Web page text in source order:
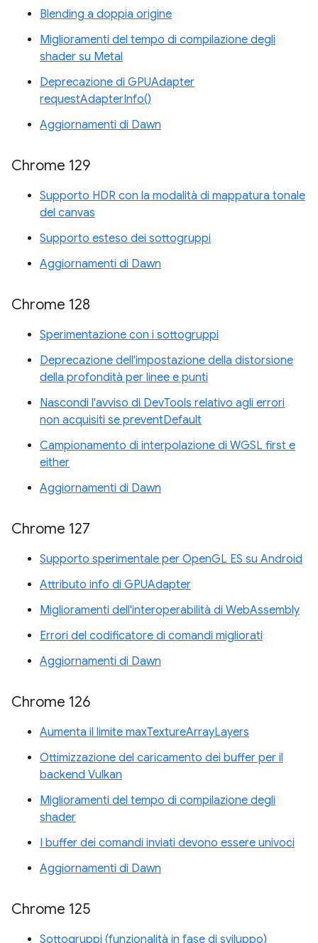
Blending a doppia origine
Miglioramenti del tempo di compilazione degli
shader su Metal
Deprecazione di GPUAdapter
requestAdapterInfo()
Aggiornamenti di Dawn
Chrome 129
Supporto HDR con la modalità di mappatura tonale
del canvas
Supporto esteso dei sottogruppi
Aggiornamenti di Dawn
Chrome 128
Sperimentazione con i sottogruppi
Deprecazione dell'impostazione della distorsione
della profondità per linee e punti
Nascondi l'avviso di DevTools relativo agli errori
non acquisiti se preventDefault
Campionamento di interpolazione di WGSL first e
either
Aggiornamenti di Dawn
Chrome 127
Supporto sperimentale per OpenGL ES su Android
Attributo info di GPUAdapter
Miglioramenti dell'interoperabilità di WebAssembly
Errori del codificatore di comandi migliorati
Aggiornamenti di Dawn
Chrome 126
Aumenta il limite maxTextureArrayLayers
Ottimizzazione del caricamento dei buffer per il
backend Vulkan
Miglioramenti del tempo di compilazione degli
shader
I buffer dei comandi inviati devono essere univoci
Aggiornamenti di Dawn
Chrome 125
Sottogruppi (funzionalità in fase di sviluppo)